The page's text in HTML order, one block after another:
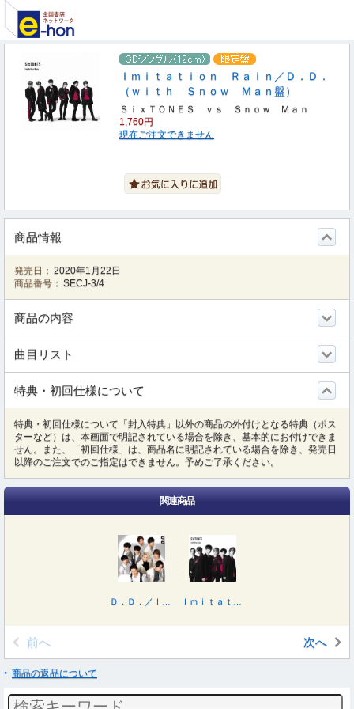
Ｉｍｉｔａｔｉｏｎ Ｒａｉｎ／Ｄ．Ｄ．
（ｗｉｔｈ Ｓｎｏｗ Ｍａｎ盤）
ＳｉｘＴＯＮＥＳ ｖｓ Ｓｎｏｗ Ｍａｎ
1,760円
現在ご注文できません
商品情報
発売日： 2020年1月22日
商品番号： SECJ-3/4
商品の内容
曲目リスト
特典・初回仕様について
特典・初回仕様について「封入特典」以外の商品の外付けとなる特典（ポス
ターなど）は、本画面で明記されている場合を除き、基本的にお付けできま
せん。また、「初回仕様」は、商品名に明記されている場合を除き、発売日
以降のご注文でのご指定はできません。予めご了承ください。
関連商品
前へ 次へ
商品の返品について